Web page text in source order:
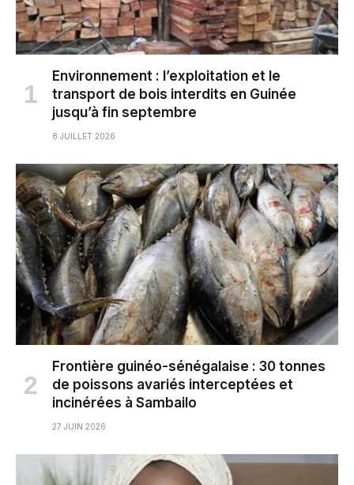
Environnement : l’exploitation et le
transport de bois interdits en Guinée
jusqu’à fin septembre
8 JUILLET 2026
Frontière guinéo-sénégalaise : 30 tonnes
de poissons avariés interceptées et
incinérées à Sambailo
27 JUIN 2026